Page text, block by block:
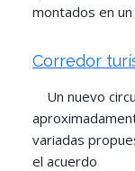
montados en un
Corredor
Un nuevo
variadas
el acuerdo